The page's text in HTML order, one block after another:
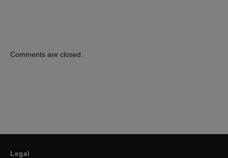
Comments are closed.
Legal